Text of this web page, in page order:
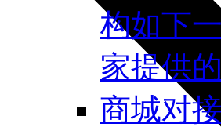
构如下
家提供
商城对